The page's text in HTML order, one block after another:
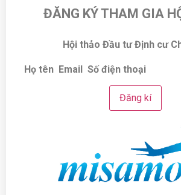
ĐĂNG KÝ THAM GIA
Hội thảo Đầu tư Định cư
Họ tên Email Số điện thoại
Đăng kí